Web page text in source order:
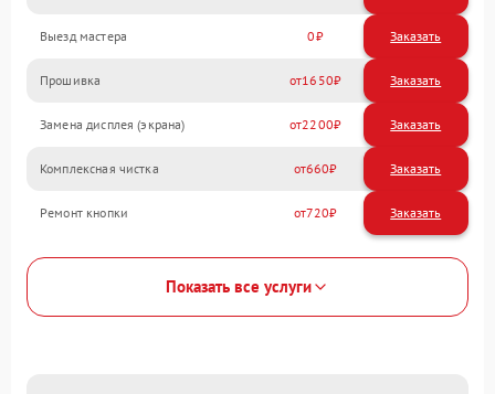
Выезд мастера 0 Заказать
Прошивка 1650
Замена дисплея (экрана) 2200
Комплексная чистка 660
Ремонт кнопки 720
Показать все услуги